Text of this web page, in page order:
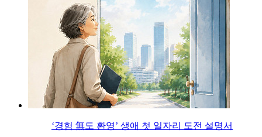
‘경험 無도 환영’ 생애 첫 일자리 도전 설명서